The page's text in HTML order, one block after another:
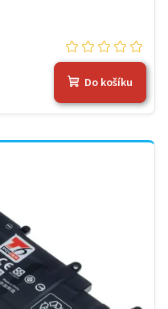
Do košíku